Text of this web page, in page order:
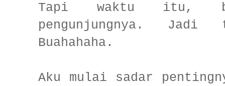
Tapi waktu itu,
pengunjungnya.
Buahahaha.
Aku mulai sadar